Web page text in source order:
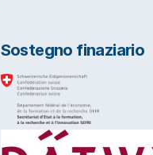
Sostegno finaziario